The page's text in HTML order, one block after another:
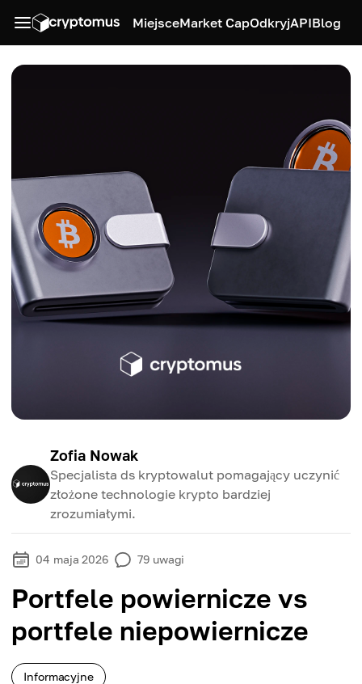
MiejsceMarket CapOdkryjAPIBlog
Zofia Nowak
Specjalista ds kryptowalut pomagający uczynić
złożone technologie krypto bardziej
zrozumiałymi.
04 maja 2026 79 uwagi
Portfele powiernicze vs
portfele niepowiernicze
Informacyjne